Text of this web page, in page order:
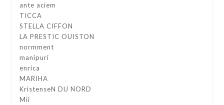
ante aciem
TICCA
STELLA CIFFON
LA PRESTIC OUISTON
normment
manipuri
enrica
MARIHA
KristenseN DU NORD
Mii